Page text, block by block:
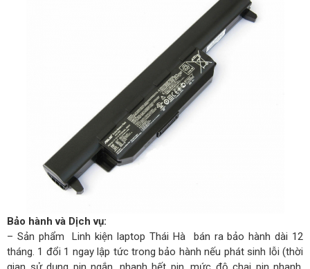
Bảo hành và Dịch vụ:
– Sản phẩm Linh kiện laptop Thái Hà bán ra bảo hành dài 12
tháng. 1 đổi 1 ngay lập tức trong bảo hành nếu phát sinh lỗi (thời